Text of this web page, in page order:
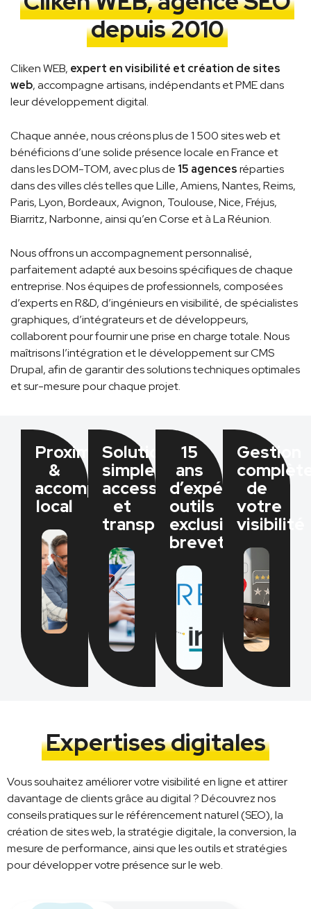
depuis 2010
Cliken WEB, expert en visibilité et création de sites
web, accompagne artisans, indépendants et PME dans
leur développement digital.
Chaque année, nous créons plus de 1 500 sites web et
bénéficions d’une solide présence locale en France et
dans les DOM-TOM, avec plus de 15 agencesréparties
dans des villes clés telles que Lille, Amiens, Nantes, Reims,
Paris, Lyon, Bordeaux, Avignon, Toulouse, Nice, Fréjus,
Biarritz, Narbonne, ainsi qu’en Corse et à La Réunion.
Nous offrons un accompagnement personnalisé,
parfaitement adapté aux besoins spécifiques de chaque
entreprise. Nos équipes de professionnels, composées
d’experts en R&D, d’ingénieurs en visibilité, de spécialistes
graphiques, d’intégrateurs et de développeurs,
collaborent pour fournir une prise en charge totale. Nous
maîtrisons l’intégration et le développement sur CMS
Drupal, afin de garantir des solutions techniques optimales
et sur-mesure pour chaque projet.
Proximité
&
accompagnement
local
Solutions
simples,
accessibles
et
transparentes​
15
ans
d’expérience,
outils
exclusifs
brevetés​
Gestion
de
votre
visibilité​
Expertises digitales
Vous souhaitez améliorer votre visibilité en ligne et attirer
davantage de clients grâce au digital ? Découvrez nos
conseils pratiques sur le référencement naturel (SEO), la
création de sites web, la stratégie digitale, la conversion, la
mesure de performance, ainsi que les outils et stratégies
pour développer votre présence sur le web.